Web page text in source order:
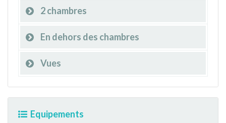
2 chambres
En dehors des chambres
Vues
Equipements